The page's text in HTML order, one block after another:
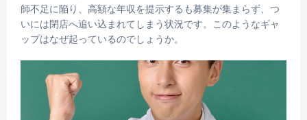
師不足に陥り、高額な年収を提示するも募集が集まらず、つ
いには閉店へ追い込まれてしまう状況です。このようなギャ
ップはなぜ起っているのでしょうか。